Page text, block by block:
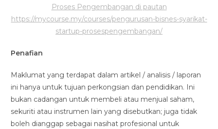
Proses Pengembangan di pautan
https://mycourse.my/courses/pengurusan-bisnes-syarikat-
startup-prosespengembangan/
Penafian
Maklumat yang terdapat dalam artikel / analisis / laporan
ini hanya untuk tujuan perkongsian dan pendidikan. Ini
bukan cadangan untuk membeli atau menjual saham,
sekuriti atau instrumen lain yang disebutkan; juga tidak
boleh dianggap sebagai nasihat profesional untuk